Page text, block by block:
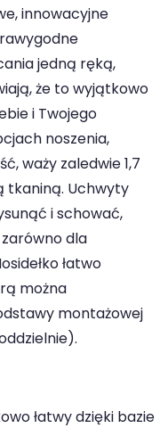
innowacyjne
jedną ręką,
że to wyjątkowo
i Twojego
noszenia,
waży zaledwie 1,7
tkaniną. Uchwyty
i schować,
dla
łatwo
można
montażowej
łatwy dzięki bazie